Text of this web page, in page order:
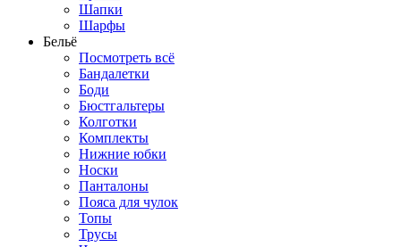
Шапки
Шарфы
Бельё
Посмотреть всё
Бандалетки
Боди
Бюстгальтеры
Колготки
Комплекты
Нижние юбки
Носки
Панталоны
Поясa для чулок
Топы
Трусы